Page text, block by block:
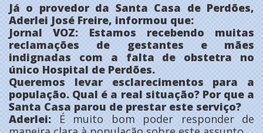
Já o provedor da Santa Casa de Perdões,
Aderlei José Freire, informou que:
Jornal VOZ: Estamos recebendo muitas
reclamações de gestantes e mães
indignadas com a falta de obstetra no
único Hospital de Perdões.
Queremos levar esclarecimentos para a
população. Qual é a real situação? Por que a
Santa Casa parou de prestar este serviço?
Aderlei: É muito bom poder responder de